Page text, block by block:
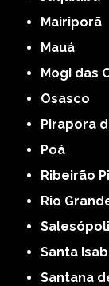
Mairiporã
Mauá
Mogi das
Osasco
Pirapora
Poá
Ribeirão
Rio
Santa
Santana